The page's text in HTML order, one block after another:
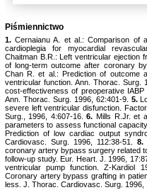
Piśmiennictwo
1.Cernaianu A. et al.: Comparison of
cardioplegia for myocardial
Chaitman B.R.: Left ventricular ejection
of long-term outcome after coronary
Chan R. et al.: Prediction of outcome
ventricular function. Ann. Thorac. Surg.
cost-effectiveness of preoperative
Ann. Thorac. Surg. 1996, 62:401-9. 5.
severe left ventricular disfunction.
Surg., 1996, 4:607-16.6. Mills R.Jr. et
parameters to assess functional
Prediction of low cardiac output
Cardiovasc. Surg. 1996, 112:38-51. 8.
coronary artery bypass surgery related
follow-up study. Eur. Heart. J. 1996,
ventricular pump function. Z-Kardiol
Coronary artery bypass grafting in
less. J. Thorac. Cardiovasc. Surg. 1996,